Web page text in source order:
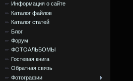
Информация о сайте
Каталог файлов
Каталог статей
Блог
Форум
ФОТОАЛЬБОМЫ
Гостевая книга
Обратная связь
Фотографии